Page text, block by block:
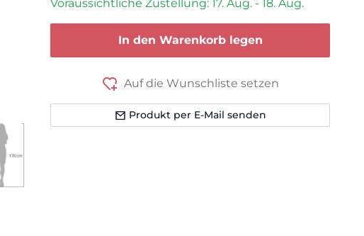
Voraussichtliche Zustellung: 17. Aug. - 18. Aug.
In den Warenkorb legen
Auf die Wunschliste setzen
Produkt per E-Mail senden